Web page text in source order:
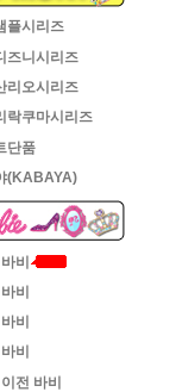
플시리즈
즈니시리즈
리오시리즈
락쿠마시리즈
단품
(KABAYA)
비
비
비
비
전 바비